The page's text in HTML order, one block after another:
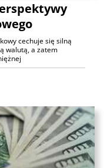
cechuje się silną
walutą, a zatem